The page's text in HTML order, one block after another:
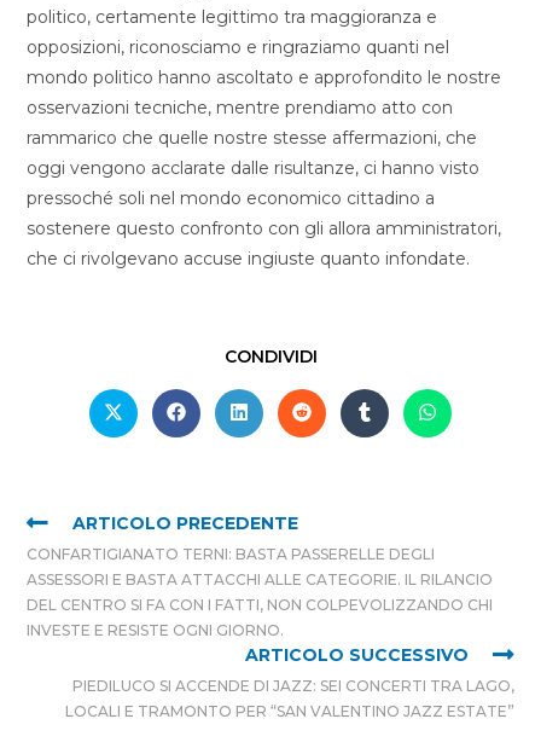
politico, certamente legittimo tra maggioranza e
opposizioni, riconosciamo e ringraziamo quanti nel
mondo politico hanno ascoltato e approfondito le nostre
osservazioni tecniche, mentre prendiamo atto con
rammarico che quelle nostre stesse affermazioni, che
oggi vengono acclarate dalle risultanze, ci hanno visto
pressoché soli nel mondo economico cittadino a
sostenere questo confronto con gli allora amministratori,
che ci rivolgevano accuse ingiuste quanto infondate.
CONDIVIDI
ARTICOLO PRECEDENTE
CONFARTIGIANATO TERNI: BASTA PASSERELLE DEGLI
ASSESSORI E BASTA ATTACCHI ALLE CATEGORIE. IL RILANCIO
DEL CENTRO SI FA CON I FATTI, NON COLPEVOLIZZANDO CHI
INVESTE E RESISTE OGNI GIORNO.
ARTICOLO SUCCESSIVO
PIEDILUCO SI ACCENDE DI JAZZ: SEI CONCERTI TRA LAGO,
LOCALI E TRAMONTO PER “SAN VALENTINO JAZZ ESTATE”